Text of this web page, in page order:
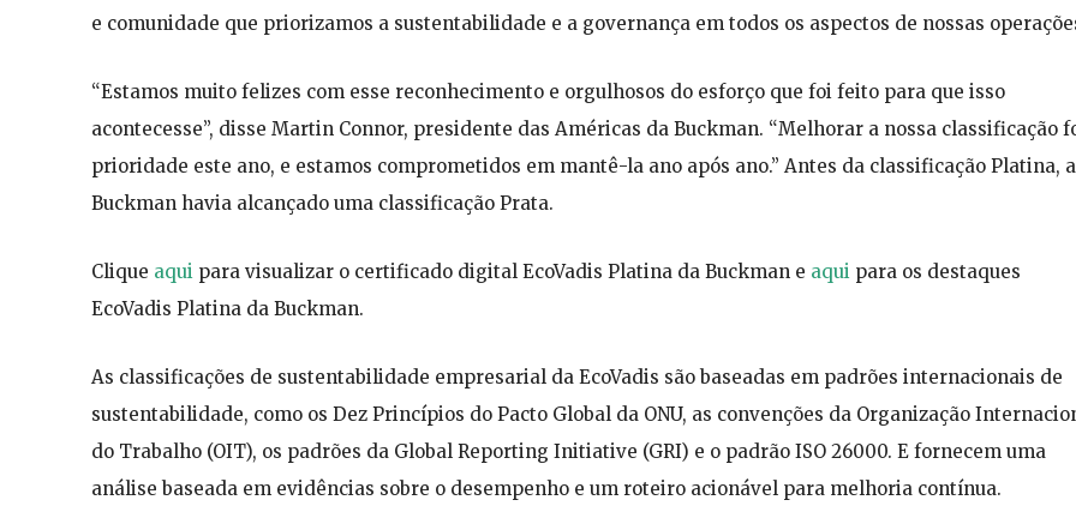
e comunidade que priorizamos a sustentabilidade e a governança em todos os aspectos de nossas
“Estamos muito felizes com esse reconhecimento e orgulhosos do esforço que foi feito para que isso
acontecesse”, disse Martin Connor, presidente das Américas da Buckman. “Melhorar a nossa classificação
prioridade este ano, e estamos comprometidos em mantê-la ano após ano.” Antes da classificação Platina, a
Buckman havia alcançado uma classificação Prata.
Clique aqui para visualizar o certificado digital EcoVadis Platina da Buckman e aqui para os destaques
EcoVadis Platina da Buckman.
As classificações de sustentabilidade empresarial da EcoVadis são baseadas em padrões internacionais de
sustentabilidade, como os Dez Princípios do Pacto Global da ONU, as convenções da Organização
do Trabalho (OIT), os padrões da Global Reporting Initiative (GRI) e o padrão ISO 26000. E fornecem uma
análise baseada em evidências sobre o desempenho e um roteiro acionável para melhoria contínua.